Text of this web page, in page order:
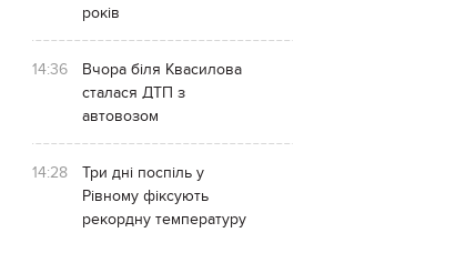
років
14:36
Вчора біля Квасилова
сталася ДТП з
автовозом
14:28
Три дні поспіль у
Рівному фіксують
рекордну температуру